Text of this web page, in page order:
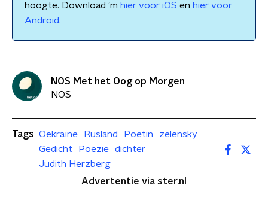
hoogte. Download 'm hier voor iOS en hier voor
Android.
NOS Met het Oog op Morgen
NOS
Tags Oekraïne Rusland Poetin
zelensky
Gedicht
Poëzie
dichter
Judith Herzberg
Advertentie via ster.nl